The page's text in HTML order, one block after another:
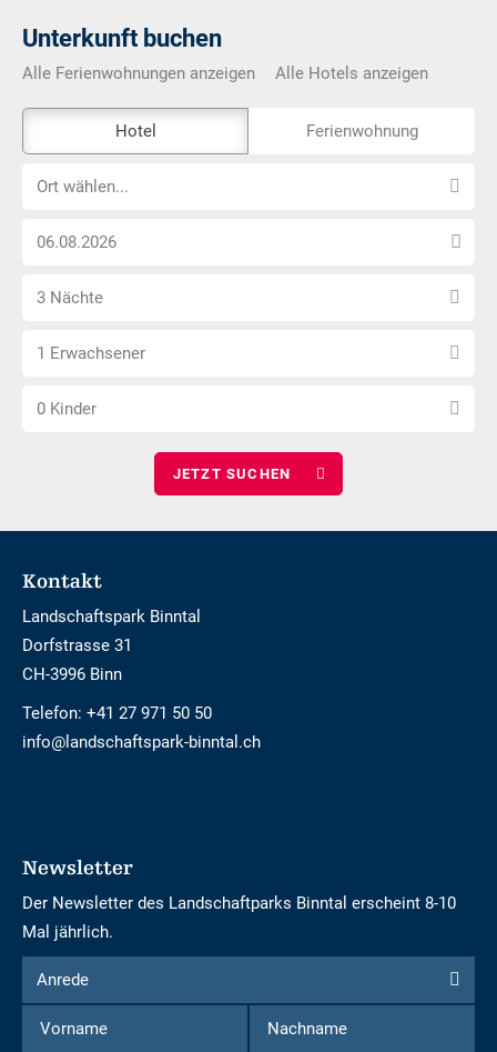
Unterkunft buchen
Alle Ferienwohnungen anzeigen Alle Hotels anzeigen
Externe-
Buchungstool
nicht
Hotel Ferienwohnung
OrtOrt wählen...
Anreise
wählen
Anzahl
wählen
3 Nächte
Anzahl
wählen
1 Erwachsener
Anzahl
0 Kinder
Footer
Kontakt
Landschaftspark Binntal
Dorfstrasse 31
CH-3996 Binn
Telefon: +41 27 971 50 50
info@landschaftspark-binntal.ch
Newsletter
Der Newsletter des Landschaftparks Binntal erscheint 8-10
Mal jährlich.
Formular
um
sich
Anrede
Anrede
Vorname
Nachname